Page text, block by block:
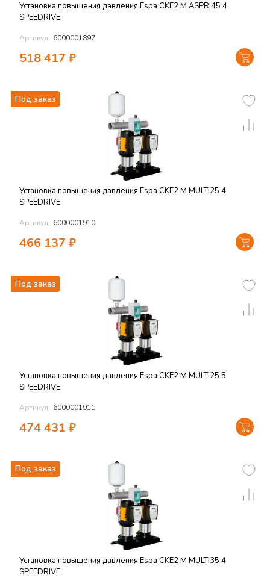
Установка повышения давления Espa CKE2 M ASPRI45 4
SPEEDRIVE
Артикул: 6000001897
518 417 ₽
Под заказ
Установка повышения давления Espa CKE2 M MULTI25 4
SPEEDRIVE
Артикул: 6000001910
466 137 ₽
Под заказ
Установка повышения давления Espa CKE2 M MULTI25 5
SPEEDRIVE
Артикул: 6000001911
474 431 ₽
Под заказ
Установка повышения давления Espa CKE2 M MULTI35 4
SPEEDRIVE